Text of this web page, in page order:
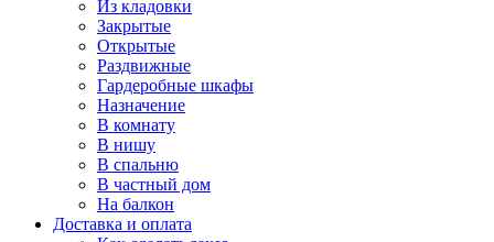
Из кладовки
Закрытые
Открытые
Раздвижные
Гардеробные шкафы
Назначение
В комнату
В нишу
В спальню
В частный дом
На балкон
Доставка и оплата